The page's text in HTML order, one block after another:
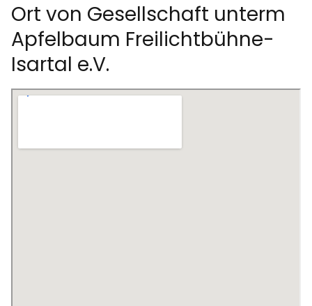
Ort von Gesellschaft unterm
Apfelbaum Freilichtbühne-
Isartal e.V.